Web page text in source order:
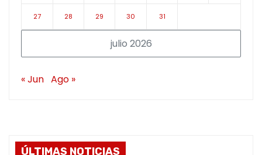
julio 2026
27 28 29 30 31
« Jun Ago »
ÚLTIMAS NOTICIAS